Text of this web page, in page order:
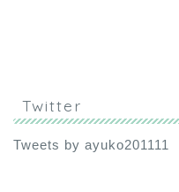
Twitter
Tweets by ayuko201111